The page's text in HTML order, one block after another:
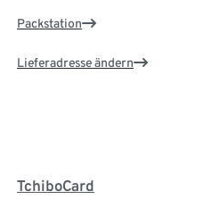
Packstation
Lieferadresse ändern
TchiboCard